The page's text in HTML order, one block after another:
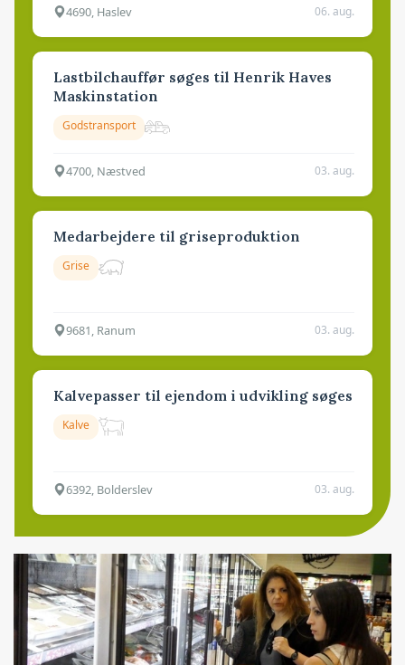
4690, Haslev 06. aug.
Lastbilchauffør søges til Henrik Haves
Maskinstation
Godstransport
4700, Næstved 03. aug.
Medarbejdere til griseproduktion
Grise
9681, Ranum 03. aug.
Kalvepasser til ejendom i udvikling søges
Kalve
6392, Bolderslev 03. aug.